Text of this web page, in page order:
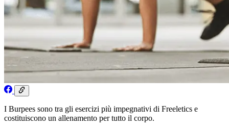
I Burpees sono tra gli esercizi più impegnativi di Freeletics e
costituiscono un allenamento per tutto il corpo.